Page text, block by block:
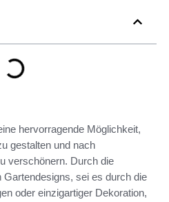
hervorragende Möglichkeit,
gestalten und nach
verschönern. Durch die
sei es durch die
oder einzigartiger Dekoration,